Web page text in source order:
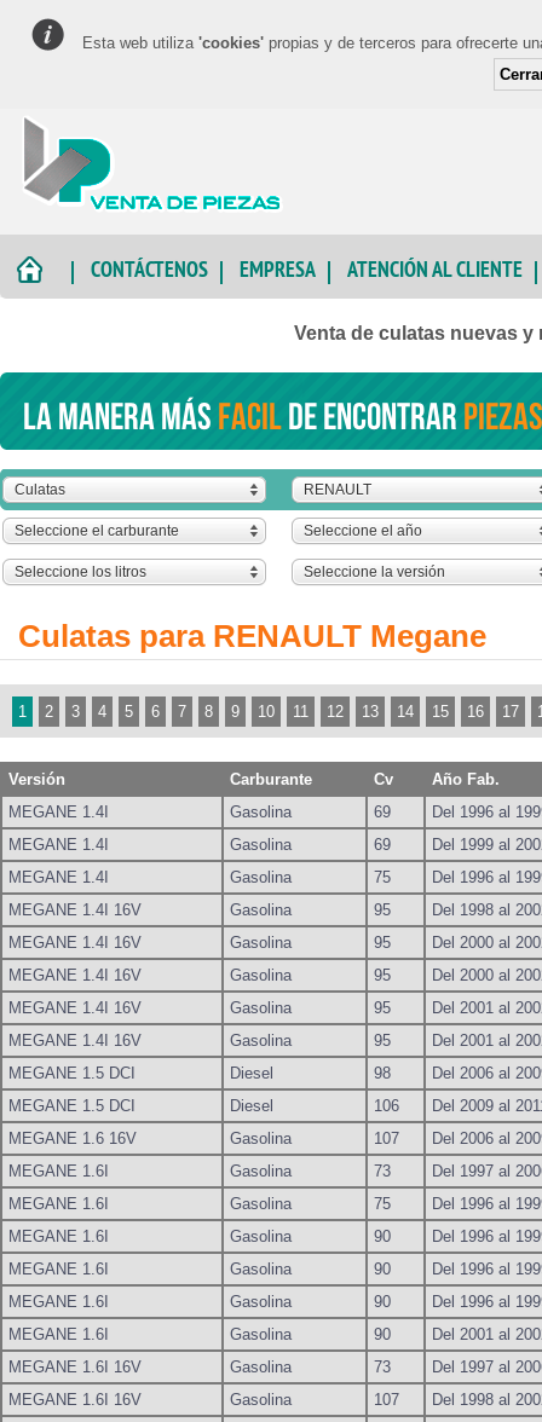
Esta web utiliza 'cookies' propias y de terceros para ofrecerte
CONTÁCTENOS EMPRESA ATENCIÓN AL CLIENTE
Venta de culatas nuevas
La manera másfacilde encontrar
Culatas RENAULT
Seleccione el carburante Seleccione el año
Seleccione los litros Seleccione la versión
Culatas para RENAULT Megane
1 2 3 4 5 6 7 8 9 10 11 12 13 14 15 16 17
Versión Carburante Cv
Año Fab.
MEGANE 1.4I
Gasolina 69
Del 1996 al
MEGANE 1.4I
Gasolina 69
Del 1999 al
MEGANE 1.4I
Gasolina 75
Del 1996 al
MEGANE 1.4I 16V
Gasolina 95
Del 1998 al
MEGANE 1.4I 16V
Gasolina 95
Del 2000 al
MEGANE 1.4I 16V
Gasolina 95
Del 2000 al
MEGANE 1.4I 16V
Gasolina 95
Del 2001 al
MEGANE 1.4I 16V
Gasolina 95
Del 2001 al
MEGANE 1.5 DCI
Diesel 98
Del 2006 al
MEGANE 1.5 DCI
Diesel 106
Del 2009 al
MEGANE 1.6 16V
Gasolina 107
Del 2006 al
MEGANE 1.6I
Gasolina 73
Del 1997 al
MEGANE 1.6I
Gasolina 75
Del 1996 al
MEGANE 1.6I
Gasolina 90
Del 1996 al
MEGANE 1.6I
Gasolina 90
Del 1996 al
MEGANE 1.6I
Gasolina 90
Del 1996 al
MEGANE 1.6I
Gasolina 90
Del 2001 al
MEGANE 1.6I 16V
Gasolina 73
Del 1997 al
MEGANE 1.6I 16V
Gasolina 107
Del 1998 al